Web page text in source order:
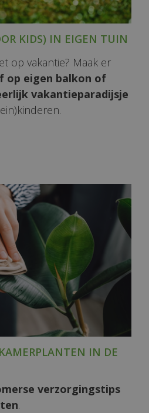
KIDS) IN EIGEN TUIN
op vakantie? Maak er
op eigen balkon of
vakantieparadijsje
IN DE
verzorgingstips
.